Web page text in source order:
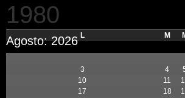
1980
Agosto: 2026 L M
3
4
10
11
17
18